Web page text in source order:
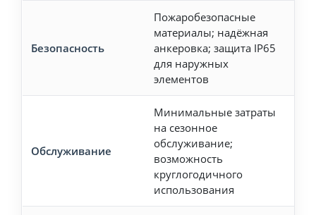
Безопасность
Пожаробезопасные
материалы; надёжная
анкеровка; защита IP65
для наружных
элементов
Обслуживание
Минимальные затраты
на сезонное
обслуживание;
возможность
круглогодичного
использования